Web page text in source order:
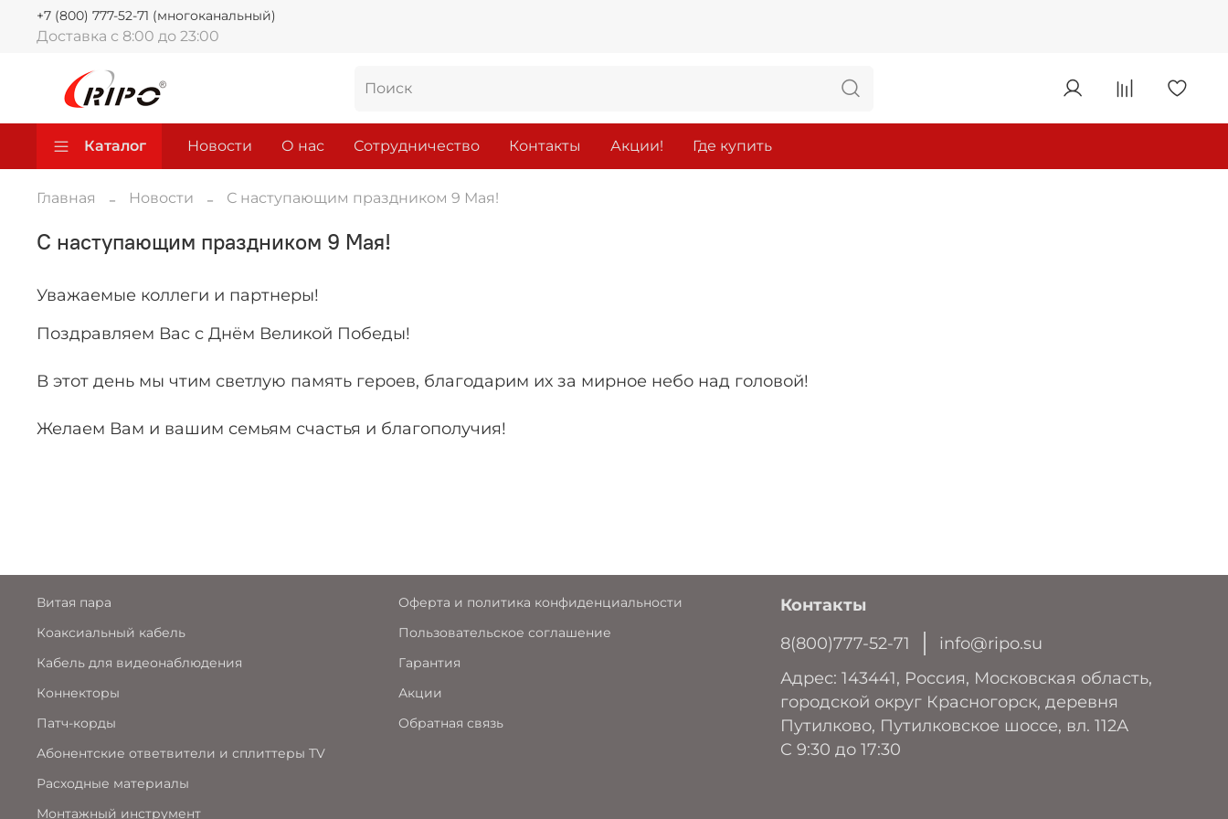
Доставка с 8:00 до 23:00
+7 (800) 777-52-71 (многоканальный)
Каталог Новости О нас Сотрудничество Контакты Акции! Где купить
Главная Новости С наступающим праздником 9 Мая!
С наступающим праздником 9 Мая!
Уважаемые коллеги и партнеры!
Поздравляем Вас с Днём Великой Победы!
В этот день мы чтим светлую память героев, благодарим их за мирное небо над головой!
Желаем Вам и вашим семьям счастья и благополучия!
Витая пара
Коаксиальный кабель
Кабель для видеонаблюдения
Коннекторы
Патч-корды
Абонентские ответвители и сплиттеры TV
Расходные материалы
Монтажный инструмент
Оферта и политика конфиденциальности
Пользовательское соглашение
Гарантия
Акции
Обратная связь
Контакты
8(800)777-52-71
info@ripo.su
Адрес: 143441, Россия, Московская область,
городской округ Красногорск, деревня
Путилково, Путилковское шоссе, вл. 112А
C 9:30 до 17:30